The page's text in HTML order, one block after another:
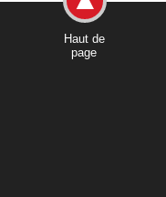
Haut de
page